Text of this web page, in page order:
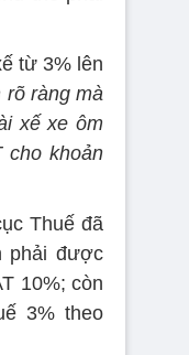
từ 3% lên
rõ ràng mà
xế xe ôm
cho khoản
Thuế đã
phải được
10%; còn
3% theo